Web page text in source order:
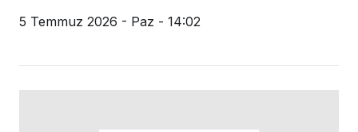
5 Temmuz 2026 - Paz - 14:02